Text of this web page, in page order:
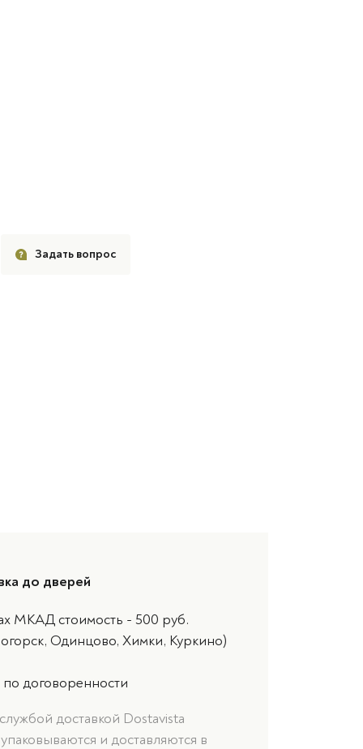
Задать вопрос
до дверей
МКАД стоимость - 500 руб.
Одинцово, Химки, Куркино)
договоренности
доставкой Dostavista
и доставляются в